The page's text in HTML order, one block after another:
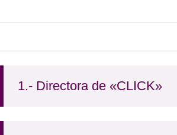
1.- Directora de «CLICK»